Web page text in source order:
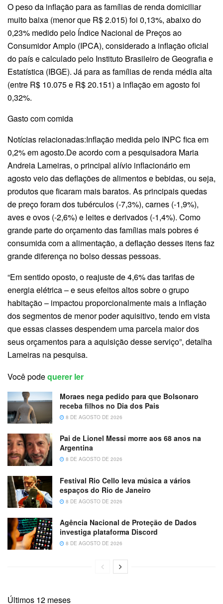
O peso da inflação para as famílias de renda domiciliar
muito baixa (menor que R$ 2.015) foi 0,13%, abaixo do
0,23% medido pelo Índice Nacional de Preços ao
Consumidor Amplo (IPCA), considerado a inflação oficial
do país e calculado pelo Instituto Brasileiro de Geografia e
Estatística (IBGE). Já para as famílias de renda média alta
(entre R$ 10.075 e R$ 20.151) a inflação em agosto foi
0,32%.
Gasto com comida
Notícias relacionadas:Inflação medida pelo INPC fica em
0,2% em agosto.De acordo com a pesquisadora Maria
Andreia Lameiras, o principal alívio inflacionário em
agosto veio das deflações de alimentos e bebidas, ou seja,
produtos que ficaram mais baratos. As principais quedas
de preço foram dos tubérculos (-7,3%), carnes (-1,9%),
aves e ovos (-2,6%) e leites e derivados (-1,4%). Como
grande parte do orçamento das famílias mais pobres é
consumida com a alimentação, a deflação desses itens faz
grande diferença no bolso dessas pessoas.
“Em sentido oposto, o reajuste de 4,6% das tarifas de
energia elétrica – e seus efeitos altos sobre o grupo
habitação – impactou proporcionalmente mais a inflação
dos segmentos de menor poder aquisitivo, tendo em vista
que essas classes despendem uma parcela maior dos
seus orçamentos para a aquisição desse serviço”, detalha
Lameiras na pesquisa.
Você podequerer ler
Moraes nega pedido para que Bolsonaro
receba filhos no Dia dos Pais
8 DE AGOSTO DE 2026
Pai de Lionel Messi morre aos 68 anos na
Argentina
8 DE AGOSTO DE 2026
Festival Rio Cello leva música a vários
espaços do Rio de Janeiro
8 DE AGOSTO DE 2026
Agência Nacional de Proteção de Dados
investiga plataforma Discord
8 DE AGOSTO DE 2026
Últimos 12 meses